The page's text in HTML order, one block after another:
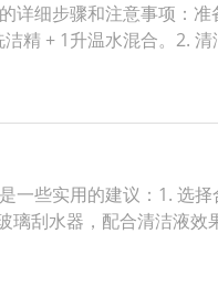
细步骤和注意事项：
精 + 1升温水混合。2.
些实用的建议：1. 选
刮水器，配合清洁液